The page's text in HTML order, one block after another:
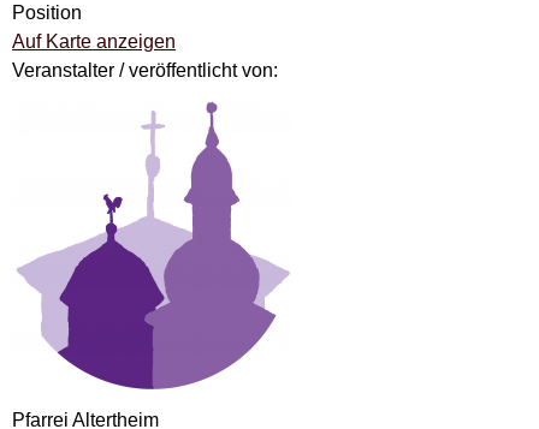
Position
Auf Karte anzeigen
Veranstalter / veröffentlicht von:
Pfarrei Altertheim